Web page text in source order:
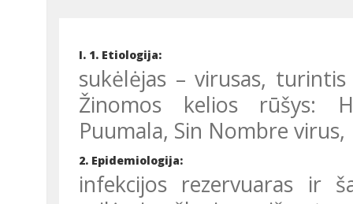
I. 1. Etiologija:
sukėlėjas – virusas,
Žinomos kelios rūšys:
Puumala, Sin Nombre
2. Epidemiologija:
infekcijos rezervuaras ir